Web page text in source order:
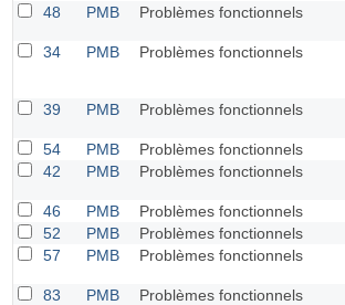
48
PMB Problèmes fonctionnels
34 PMB Problèmes fonctionnels
39 PMB Problèmes fonctionnels
54 PMB Problèmes fonctionnels
42
PMB Problèmes fonctionnels
46 PMB Problèmes fonctionnels
52
PMB Problèmes fonctionnels
57
PMB Problèmes fonctionnels
83 PMB Problèmes fonctionnels